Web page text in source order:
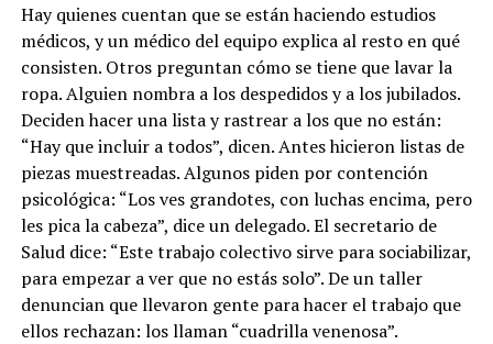
Hay quienes cuentan que se están haciendo estudios
médicos, y un médico del equipo explica al resto en qué
consisten. Otros preguntan cómo se tiene que lavar la
ropa. Alguien nombra a los despedidos y a los jubilados.
Deciden hacer una lista y rastrear a los que no están:
“Hay que incluir a todos”, dicen. Antes hicieron listas de
piezas muestreadas. Algunos piden por contención
psicológica: “Los ves grandotes, con luchas encima, pero
les pica la cabeza”, dice un delegado. El secretario de
Salud dice: “Este trabajo colectivo sirve para sociabilizar,
para empezar a ver que no estás solo”. De un taller
denuncian que llevaron gente para hacer el trabajo que
ellos rechazan: los llaman “cuadrilla venenosa”.